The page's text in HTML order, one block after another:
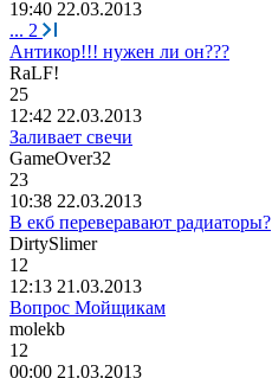
19:40 22.03.2013
... 2
Антикор!!! нужен ли он???
RaLF!
25
12:42 22.03.2013
Заливает свечи
GameOver32
23
10:38 22.03.2013
В екб переверавают радиаторы?
DirtySlimer
12
12:13 21.03.2013
Вопрос Мойщикам
molekb
12
00:00 21.03.2013